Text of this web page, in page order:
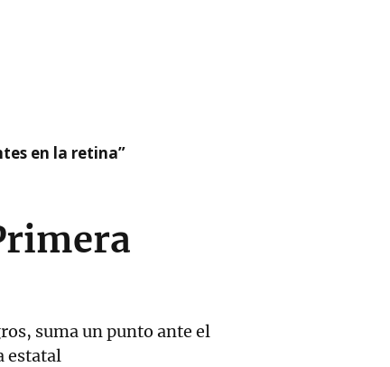
en la retina”
suma un punto ante el
estatal